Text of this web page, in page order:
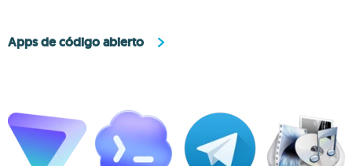
Apps de código abierto